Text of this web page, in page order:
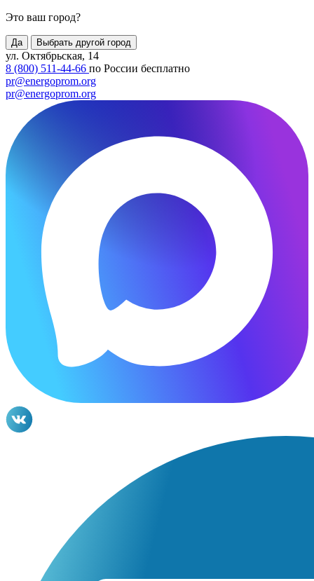
Это ваш город?
Да Выбрать другой город
ул. Октябрьская, 14
8 (800) 511-44-66 по России бесплатно
pr@energoprom.org
pr@energoprom.org